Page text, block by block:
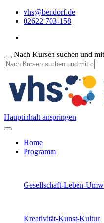
vhs@bendorf.de
02622 703-158
Nach Kursen suchen und
Hauptinhalt anspringen
Home
Programm
Gesellschaft-Leben-
Kreativität-Kunst-Kultur